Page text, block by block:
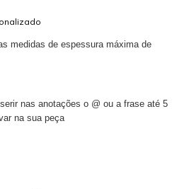
medidas de espessura máxima de
nas anotações o @ ou a frase até 5
na sua peça